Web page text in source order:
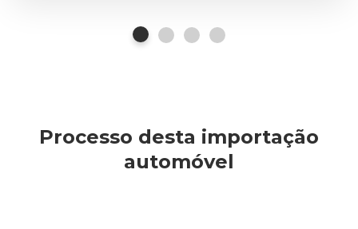
Processo desta importação
automóvel